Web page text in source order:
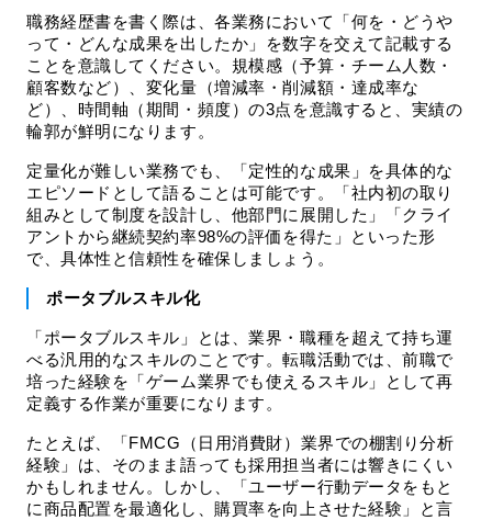
職務経歴書を書く際は、各業務において「何を・どうや
って・どんな成果を出したか」を数字を交えて記載する
ことを意識してください。規模感（予算・チーム人数・
顧客数など）、変化量（増減率・削減額・達成率な
ど）、時間軸（期間・頻度）の3点を意識すると、実績の
輪郭が鮮明になります。
定量化が難しい業務でも、「定性的な成果」を具体的な
エピソードとして語ることは可能です。「社内初の取り
組みとして制度を設計し、他部門に展開した」「クライ
アントから継続契約率98%の評価を得た」といった形
で、具体性と信頼性を確保しましょう。
ポータブルスキル化
「ポータブルスキル」とは、業界・職種を超えて持ち運
べる汎用的なスキルのことです。転職活動では、前職で
培った経験を「ゲーム業界でも使えるスキル」として再
定義する作業が重要になります。
たとえば、「FMCG（日用消費財）業界での棚割り分析
経験」は、そのまま語っても採用担当者には響きにくい
かもしれません。しかし、「ユーザー行動データをもと
に商品配置を最適化し、購買率を向上させた経験」と言